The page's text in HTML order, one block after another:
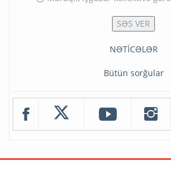
NƏTİCƏLƏR
Bütün sorğular